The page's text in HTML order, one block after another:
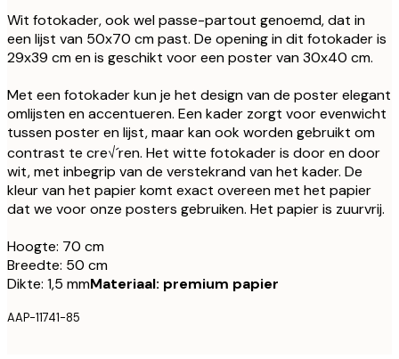
Wit fotokader, ook wel passe-partout genoemd, dat in
een lijst van 50x70 cm past. De opening in dit fotokader is
29x39 cm en is geschikt voor een poster van 30x40 cm.
Met een fotokader kun je het design van de poster elegant
omlijsten en accentueren. Een kader zorgt voor evenwicht
tussen poster en lijst, maar kan ook worden gebruikt om
contrast te cre√´ren. Het witte fotokader is door en door
wit, met inbegrip van de verstekrand van het kader. De
kleur van het papier komt exact overeen met het papier
dat we voor onze posters gebruiken. Het papier is zuurvrij.
Hoogte: 70 cm
Breedte: 50 cm
Dikte: 1,5 mmMateriaal: premium papier
AAP-11741-85